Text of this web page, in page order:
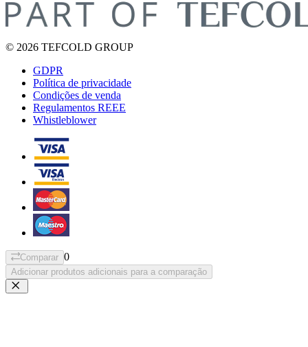
© 2026 TEFCOLD GROUP
GDPR
Política de privacidade
Condições de venda
Regulamentos REEE
Whistleblower
Comparar 0
Adicionar produtos adicionais para a comparação